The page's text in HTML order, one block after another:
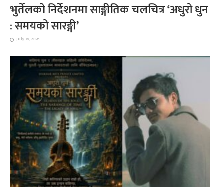
भुर्तेलको निर्देशनमा साङ्गीतिक चलचित्र ‘अधुरो धुन
: समयको सारङ्गी’
July 16, 2026